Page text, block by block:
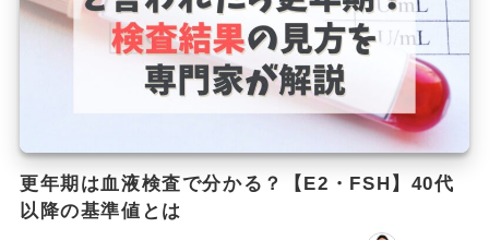
更年期は血液検査で分かる？【E2・FSH】40代
以降の基準値とは